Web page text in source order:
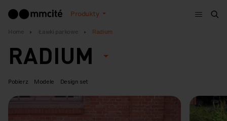
Produkty
Menu
Home Ławki parkowe Radium
RADIUM
Pobierz Modele Design set